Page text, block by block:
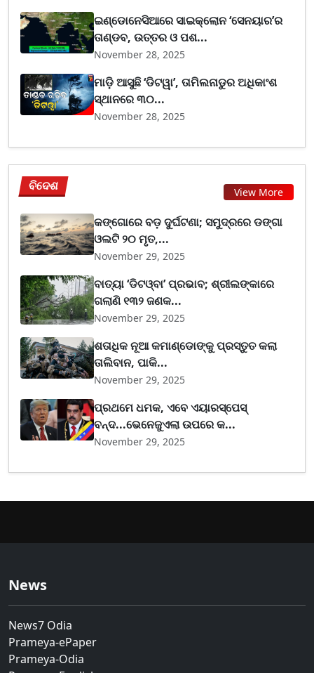
ଇଣ୍ଡୋନେସିଆରେ ସାଇକ୍ଲୋନ ‘ସେନୟାର’ର
ତାଣ୍ଡବ, ଉତ୍ତର ଓ ପଶ...
November 28, 2025
ମାଡ଼ି ଆସୁଛି ‘ଡିଟୱା’, ତାମିଲନାଡୁର ଅଧିକାଂଶ
ସ୍ଥାନରେ ୩୦...
November 28, 2025
ବିଦେଶ View More
କଙ୍ଗୋରେ ବଡ଼ ଦୁର୍ଘଟଣା; ସମୁଦ୍ରରେ ଡଙ୍ଗା
ଓଲଟି ୨୦ ମୃତ,...
November 29, 2025
ବାତ୍ୟା ‘ଡିଟଓ୍ବା’ ପ୍ରଭାବ; ଶ୍ରୀଲଙ୍କାରେ
ଗଲାଣି ୧୩୨ ଜଣକ...
November 29, 2025
ଶତାଧିକ ନୂଆ କମାଣ୍ଡୋଙ୍କୁ ପ୍ରସ୍ତୁତ କଲା
ତାଲିବାନ, ପାକି...
November 29, 2025
ପ୍ରଥମେ ଧମକ, ଏବେ ଏୟାରସ୍ପେସ୍
ବନ୍ଦ...ଭେନେଜୁଏଲା ଉପରେ କ...
November 29, 2025
News
News7 Odia
Prameya-ePaper
Prameya-Odia